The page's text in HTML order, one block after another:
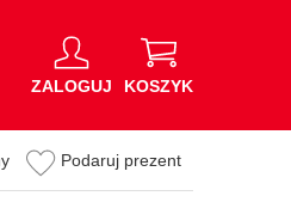
ZALOGUJ KOSZYK
Podaruj prezent